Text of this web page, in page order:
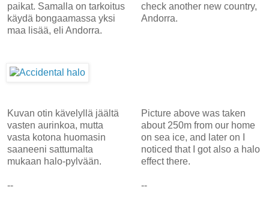
paikat. Samalla on tarkoitus
käydä bongaamassa yksi
maa lisää, eli Andorra.
check another new country,
Andorra.
Kuvan otin kävelyllä jäältä
vasten aurinkoa, mutta
vasta kotona huomasin
saaneeni sattumalta
mukaan halo-pylvään.
--
Picture above was taken
about 250m from our home
on sea ice, and later on I
noticed that I got also a halo
effect there.
--